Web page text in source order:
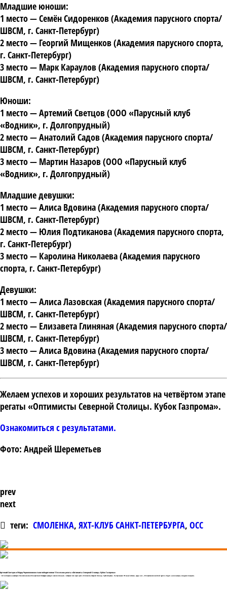
Младшие юноши:
1 место— Семён Сидоренков (Академия парусного спорта/
ШВСМ, г. Санкт-Петербург)
2 место— Георгий Мищенков (Академия парусного спорта,
г. Санкт-Петербург)
3 место— Марк Караулов (Академия парусного спорта/
ШВСМ, г. Санкт-Петербург)
Юноши:
1 место— Артемий Светцов (ООО «Парусный клуб
«Водник», г. Долгопрудный)
2 место— Анатолий Садов (Академия парусного спорта/
ШВСМ, г. Санкт-Петербург)
3 место— Мартин Назаров (ООО «Парусный клуб
«Водник», г. Долгопрудный)
Младшие девушки:
1 место— Алиса Вдовина (Академия парусного спорта/
ШВСМ, г. Санкт-Петербург)
2 место— Юлия Подтиканова (Академия парусного спорта,
г. Санкт-Петербург)
3 место— Каролина Николаева (Академия парусного
спорта, г. Санкт-Петербург)
Девушки:
1 место— Алиса Лазовская (Академия парусного спорта/
ШВСМ, г. Санкт-Петербург)
2 место— Елизавета Глиняная (Академия парусного спорта/
ШВСМ, г. Санкт-Петербург)
3 место— Алиса Вдовина (Академия парусного спорта/
ШВСМ, г. Санкт-Петербург)
Желаем успехов и хороших результатов на четвёртом этапе
регаты «Оптимисты Северной Столицы. Кубок Газпрома».
Ознакомиться с результатами.
Фото: Андрей Шереметьев
prev
next
теги: СМОЛЕНКА, ЯХТ-КЛУБ САНКТ-ПЕТЕРБУРГА, ОСС
Артемий Светцов и Фёдор Черноголовков стали победителями 13-го сезона регаты «Оптимисты Северной Столицы. Кубок Газпрома»
С 22 по 24 августа на акватории Финского залива в Яхт-клубе Санкт-Петербурга проходил заключительный, четвёртый этап серии регат «Оптимисты Северной Столицы. Кубок Газпрома». На старт вышел 191 юный яхтсмен, среди них — 69 спортсменов в зачётной группе «Кадет» (начинающие, младшие гонщики).